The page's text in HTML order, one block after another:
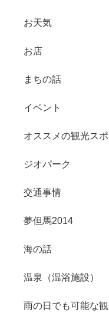
お天気
お店
まちの話
イベント
オススメの観光スポ
ジオパーク
交通事情
夢但馬2014
海の話
温泉（温浴施設）
雨の日でも可能な